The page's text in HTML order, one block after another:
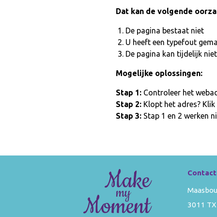
Dat kan de volgende
De pagina bestaat niet
U heeft een typefout
De pagina kan tijdelijk
Mogelijke oplossingen:
Stap 1:Controleer het
Stap 2:Klopt het adres?
Stap 3:Stap 1 en 2 werken
Contact
3011